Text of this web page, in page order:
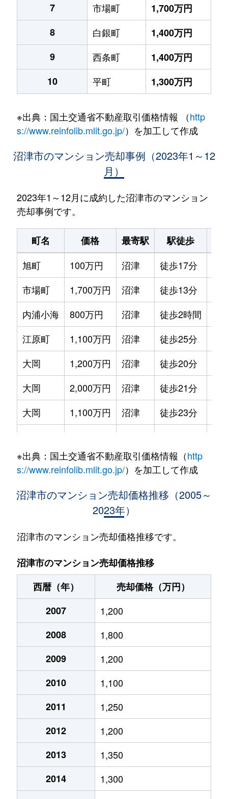
7
市場町
1,700万円
8
白銀町
1,400万円
9
西条町
1,400万円
10
平町 1,300万円
※出典：国土交通省不動産取引価格情報 （http
s://www.reinfolib.mlit.go.jp/）を加工して作成
沼津市のマンション売却事例（2023年1～12
月）
2023年1～12月に成約した沼津市のマンション
売却事例です。
町名 価格 最寄駅 駅徒歩
旭町
100万円 沼津 徒歩17分
市場町
1,700万円 沼津 徒歩13分
内浦小海
800万円 沼津 徒歩2時間
江原町
1,100万円 沼津 徒歩25分
大岡
1,200万円 沼津 徒歩20分
大岡
2,000万円 沼津 徒歩21分
大岡
1,100万円 沼津 徒歩23分
大岡
1,100万円 沼津 徒歩26分
3,700万円 沼津
西条町
1,800万円 沼津 徒歩15分
西条町
1,000万円 沼津
三枚橋町
1,900万円 沼津 徒歩5分
350万円 沼津
白銀町
1,400万円 沼津
新宿町
990万円 沼津
杉崎町
950万円 沼津
杉崎町
650万円 沼津
杉崎町
990万円 沼津
浅間町
2,900万円 沼津
高沢町
3,200万円 沼津
※出典：国土交通省不動産取引価格情報（http
s://www.reinfolib.mlit.go.jp/）を加工して作成
沼津市のマンション売却価格推移（2005～
2023年）
沼津市のマンション売却価格推移です。
沼津市のマンション売却価格推移
西暦（年）
売却価格（万円）
2007
1,200
2008
1,800
2009
1,200
2010
1,100
2011
1,250
2012
1,200
2013
1,350
2014
1,300